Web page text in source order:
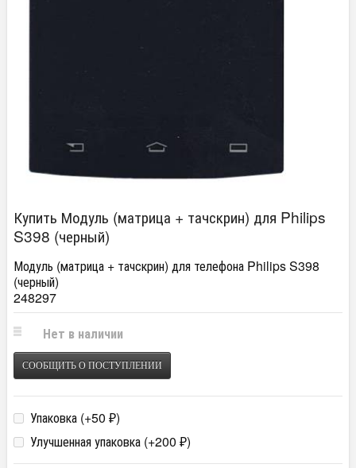
Купить Модуль (матрица + тачскрин) для Philips
S398 (черный)
Модуль (матрица + тачскрин) для телефона Philips S398
(черный)
248297
Нет в наличии
СООБЩИТЬ О ПОСТУПЛЕНИИ
Упаковка (+50 ₽)
Улучшенная упаковка (+200 ₽)